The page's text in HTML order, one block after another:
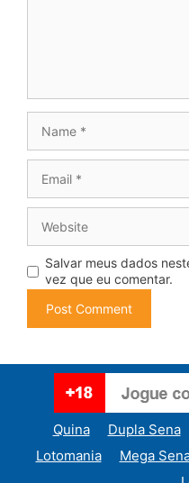
Salvar meus dados
vez que eu comentar.
Quina Dupla Sena
Lotomania
Mega